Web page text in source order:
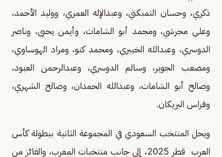
ذكري، وحسان التمبكتي، وعبدالإله العمري، ووليد الأحمد،
وعلي مجرشي، ومحمد أبو الشامات، وأيمن يحيى، وناصر
الدوسري، وعبدالله الخيبري، ومحمد كنو، ومراد الهوساوي،
ومصعب الجوير، وسالم الدوسري، وعبدالرحمن العبود،
وصالح أبو الشامات، وعبدالله الحمدان، وصالح الشهري،
وفراس البريكان.
ويحل المنتخب السعودي في المجموعة الثانية ببطولة كأس
العرب قطر 2025، إلى جانب منتخبات المغرب، والفائز من